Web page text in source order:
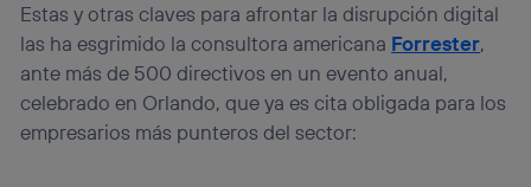
Estas y otras claves para afrontar la disrupción digital
las ha esgrimido la consultora americana Forrester,
ante más de 500 directivos en un evento anual,
celebrado en Orlando, que ya es cita obligada para los
empresarios más punteros del sector:
Si utilizas una
conexión de banda ancha
(p. ej., Wi-Fi),
el marketing o análisis se realizará en función de las
actividades de navegación de los miembros del hogar
que hayan dado su consentimiento.
Si utilizas datos móviles, el marketing será más